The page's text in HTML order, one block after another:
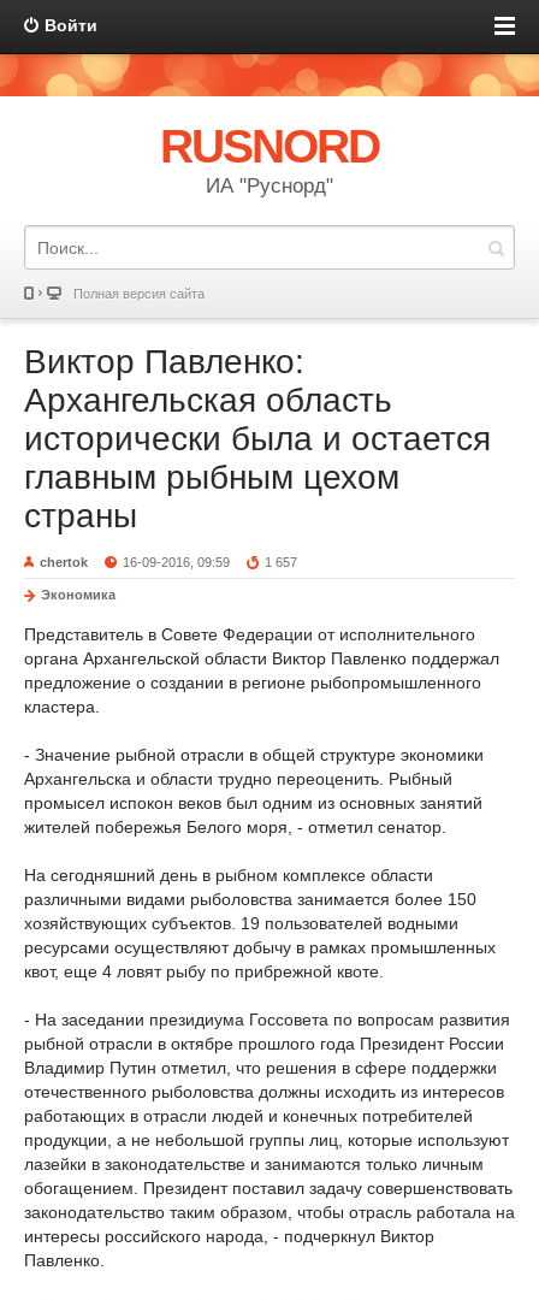
Войти
RUSNORD
ИА "Руснорд"
Полная версия сайта
Виктор Павленко:
Архангельская область
исторически была и остается
главным рыбным цехом
страны
chertok 16-09-2016, 09:59 1 657
Экономика
Представитель в Совете Федерации от исполнительного
органа Архангельской области Виктор Павленко поддержал
предложение о создании в регионе рыбопромышленного
кластера.
- Значение рыбной отрасли в общей структуре экономики
Архангельска и области трудно переоценить. Рыбный
промысел испокон веков был одним из основных занятий
жителей побережья Белого моря, - отметил сенатор.
На сегодняшний день в рыбном комплексе области
различными видами рыболовства занимается более 150
хозяйствующих субъектов. 19 пользователей водными
ресурсами осуществляют добычу в рамках промышленных
квот, еще 4 ловят рыбу по прибрежной квоте.
- На заседании президиума Госсовета по вопросам развития
рыбной отрасли в октябре прошлого года Президент России
Владимир Путин отметил, что решения в сфере поддержки
отечественного рыболовства должны исходить из интересов
работающих в отрасли людей и конечных потребителей
продукции, а не небольшой группы лиц, которые используют
лазейки в законодательстве и занимаются только личным
обогащением. Президент поставил задачу совершенствовать
законодательство таким образом, чтобы отрасль работала на
интересы российского народа, - подчеркнул Виктор
Павленко.